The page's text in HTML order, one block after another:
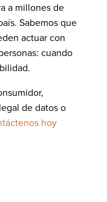
a millones de
Sabemos que
actuar con
cuando
de datos o
hoy